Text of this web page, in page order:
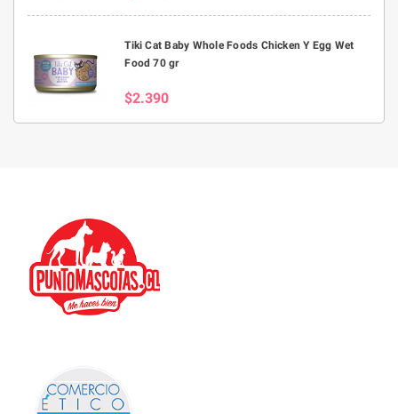
Tiki Cat Baby Whole Foods Chicken Y Egg Wet
Food 70 gr
$2.390